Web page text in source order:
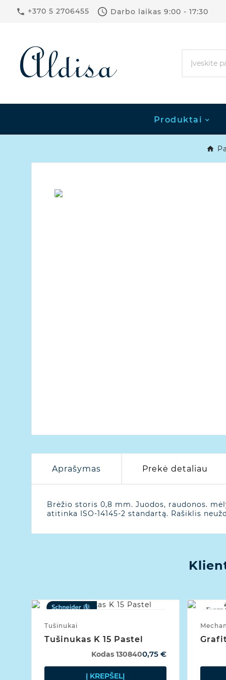
 +370 5 2706455  Darbo laikas 9:00 - 17:30
Produktai
Aprašymas Prekė detaliau
Brėžio storis 0,8 mm. Juodos, raudonos.
atitinka ISO-14145-2 standartą. Rašiklis
Tušinukai
Tušinukas K 15 Pastel
0,75 €
Kodas 130840
Į KREPŠELĮ